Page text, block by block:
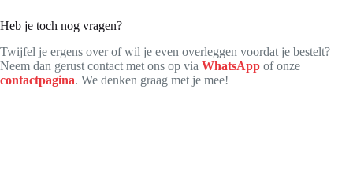
Heb je toch nog vragen?
Twijfel je ergens over of wil je even overleggen voordat je bestelt?
Neem dan gerust contact met ons op via WhatsApp of onze
contactpagina. We denken graag met je mee!